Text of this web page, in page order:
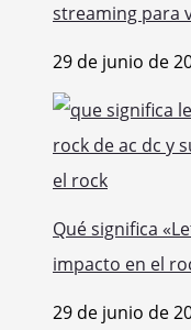
streaming para
29 de junio de
Qué significa
impacto en el
29 de junio de